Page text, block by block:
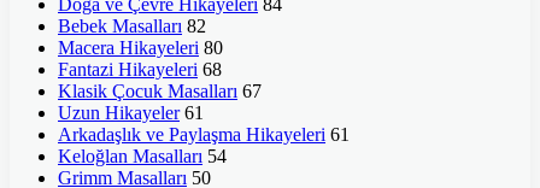
Doğa ve Çevre Hikayeleri 84
Bebek Masalları 82
Macera Hikayeleri 80
Fantazi Hikayeleri 68
Klasik Çocuk Masalları 67
Uzun Hikayeler 61
Arkadaşlık ve Paylaşma Hikayeleri 61
Keloğlan Masalları 54
Grimm Masalları 50